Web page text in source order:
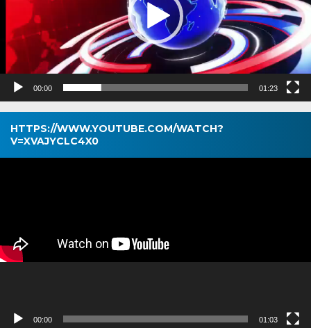
00:00 01:23
HTTPS://WWW.YOUTUBE.COM/WATCH?
V=XVAJYCLC4X0
Pemutar
00:00 01:03